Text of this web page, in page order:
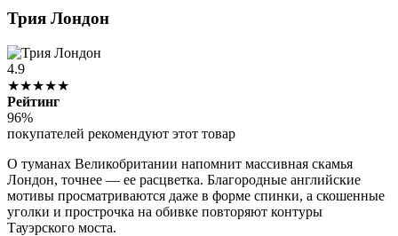
Трия Лондон
4.9
★★★★★
Рейтинг
96%
покупателей рекомендуют этот товар
О туманах Великобритании напомнит массивная скамья
Лондон, точнее — ее расцветка. Благородные английские
мотивы просматриваются даже в форме спинки, а скошенные
уголки и прострочка на обивке повторяют контуры
Тауэрского моста.